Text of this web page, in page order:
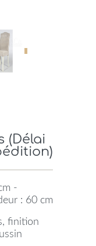
(Délai
-
: 60 cm
finition